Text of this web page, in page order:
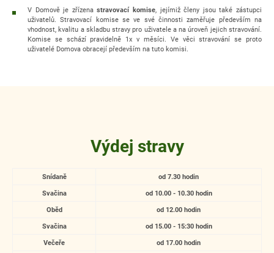
V Domově je zřízenastravovací komise, jejímiž členy jsou také zástupci
uživatelů. Stravovací komise se ve své činnosti zaměřuje především na
vhodnost, kvalitu a skladbu stravy pro uživatele a na úroveň jejich stravování.
Komise se schází pravidelně 1x v měsíci. Ve věci stravování se proto
uživatelé Domova obracejí především na tuto komisi.
Výdej stravy
Snídaně
od 7.30 hodin
Svačina
od 10.00 - 10.30 hodin
Oběd
od 12.00 hodin
Svačina
od 15.00 - 15:30 hodin
Večeře
od 17.00 hodin